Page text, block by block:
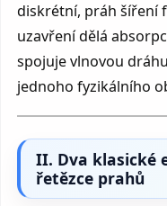
diskrétní, práh šíření
uzavření dělá
spojuje vlnovou
jednoho fyzikálního
II. Dva klasické
řetězce prahů